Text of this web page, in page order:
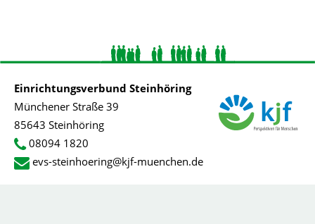
Einrichtungsverbund Steinhöring
Münchener Straße 39
85643 Steinhöring
08094 1820
evs-steinhoering@kjf-muenchen.de